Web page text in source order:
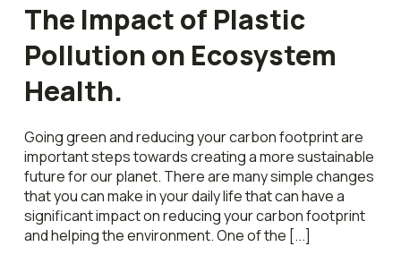
The Impact of Plastic
Pollution on Ecosystem
Health.
Going green and reducing your carbon footprint are
important steps towards creating a more sustainable
future for our planet. There are many simple changes
that you can make in your daily life that can have a
significant impact on reducing your carbon footprint
and helping the environment. One of the [...]